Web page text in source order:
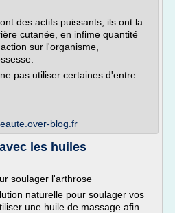
des actifs puissants, ils ont la
cutanée, en infime quantité
sur l'organisme,
pas utiliser certaines d'entre...
blog.fr
les huiles
soulager l'arthrose
naturelle pour soulager vos
une huile de massage afin